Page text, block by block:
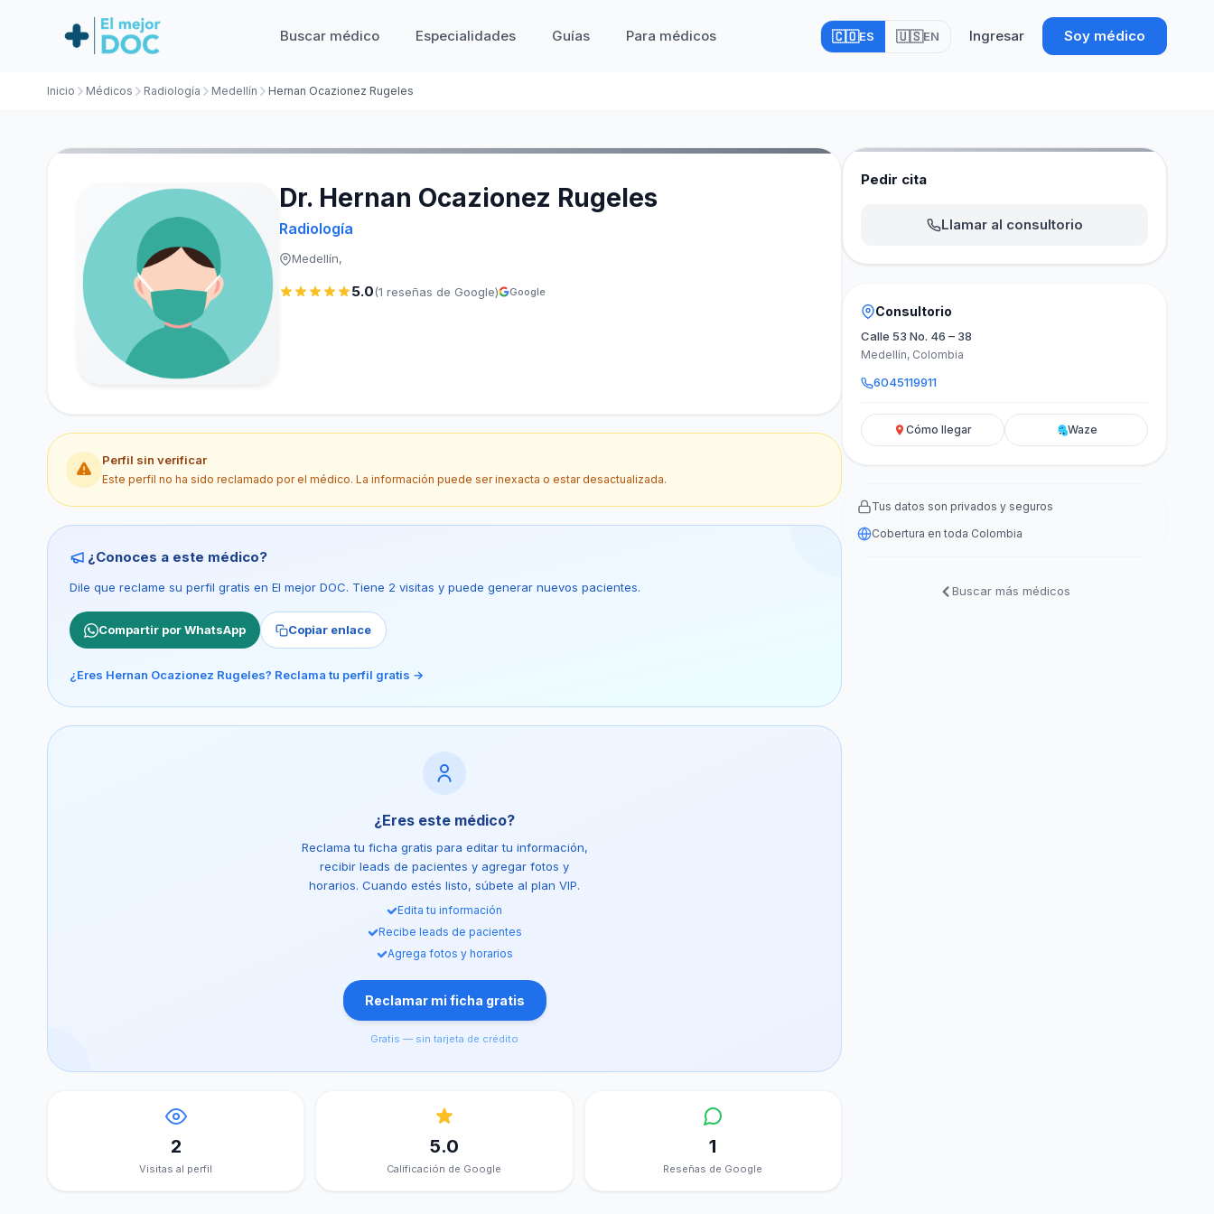
Buscar médico Especialidades Guías Para médicos 🇨🇴ES 🇺🇸EN Ingresar Soy médico
Inicio Médicos Radiología Medellín Hernan Ocazionez Rugeles
Dr. Hernan Ocazionez Rugeles
Radiología
Medellín,
5.0(1 reseñas de Google) Google
Perfil sin verificar
Este perfil no ha sido reclamado por el médico. La información puede ser inexacta o estar desactualizada.
¿Conoces a este médico?
Dile que reclame su perfil gratis en El mejor DOC. Tiene 2 visitas y puede generar nuevos pacientes.
Compartir por WhatsApp Copiar enlace
¿Eres Hernan Ocazionez Rugeles? Reclama tu perfil gratis →
¿Eres este médico?
Reclama tu ficha gratis para editar tu información,
recibir leads de pacientes y agregar fotos y
horarios. Cuando estés listo, súbete al plan VIP.
Edita tu información
Recibe leads de pacientes
Agrega fotos y horarios
Reclamar mi ficha gratis
Gratis — sin tarjeta de crédito
2
Visitas al perfil
5.0
Calificación de Google
1
Reseñas de Google
Pedir cita
Llamar al consultorio
Consultorio
Calle 53 No. 46 – 38
Medellín, Colombia
6045119911
Cómo llegar Waze
Tus datos son privados y seguros
Cobertura en toda Colombia
Buscar más médicos